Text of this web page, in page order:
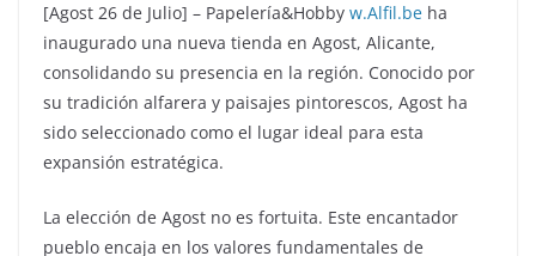
[Agost 26 de Julio] – Papelería&Hobby w.Alfil.be ha
inaugurado una nueva tienda en Agost, Alicante,
consolidando su presencia en la región. Conocido por
su tradición alfarera y paisajes pintorescos, Agost ha
sido seleccionado como el lugar ideal para esta
expansión estratégica.
La elección de Agost no es fortuita. Este encantador
pueblo encaja en los valores fundamentales de